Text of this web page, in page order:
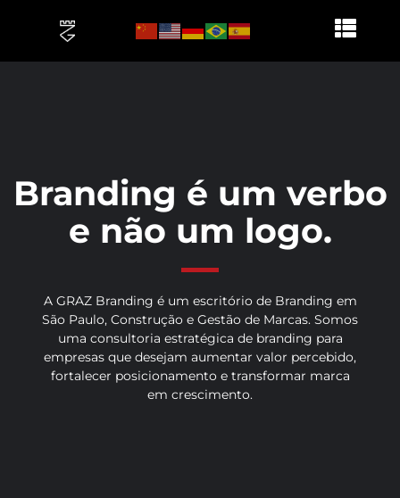
Branding é um verbo
e não um logo.
A GRAZ Branding é um escritório de Branding em
São Paulo, Construção e Gestão de Marcas. Somos
uma consultoria estratégica de branding para
empresas que desejam aumentar valor percebido,
fortalecer posicionamento e transformar marca
em crescimento.